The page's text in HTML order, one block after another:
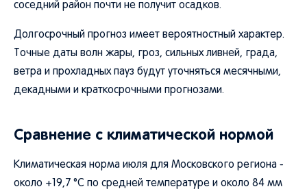
соседний район почти не получит осадков.
Долгосрочный прогноз имеет вероятностный характер.
Точные даты волн жары, гроз, сильных ливней, града,
ветра и прохладных пауз будут уточняться месячными,
декадными и краткосрочными прогнозами.
Сравнение с климатической нормой
Климатическая норма июля для Московского региона -
около +19,7 °C по средней температуре и около 84 мм